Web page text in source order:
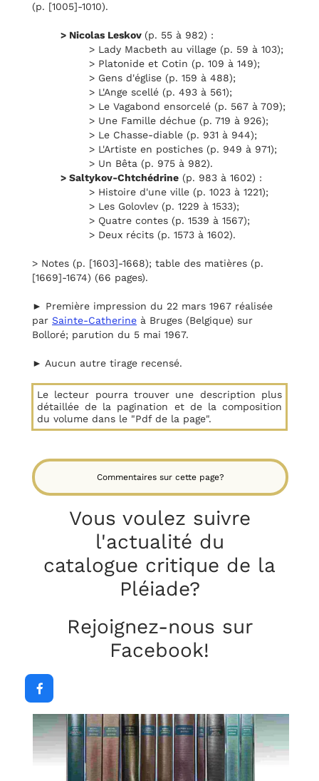
(p. [1005]-1010).
> Nicolas Leskov (p. 55 à 982) :
> Lady Macbeth au village (p. 59 à 103);
> Platonide et Cotin (p. 109 à 149);
> Gens d'église (p. 159 à 488);
> L'Ange scellé (p. 493 à 561);
> Le Vagabond ensorcelé (p. 567 à 709);
> Une Famille déchue (p. 719 à 926);
> Le Chasse-diable (p. 931 à 944);
> L'Artiste en postiches (p. 949 à 971);
> Un Bêta (p. 975 à 982).
> Saltykov-Chtchédrine (p. 983 à 1602) :
> Histoire d'une ville (p. 1023 à 1221);
> Les Golovlev (p. 1229 à 1533);
> Quatre contes (p. 1539 à 1567);
> Deux récits (p. 1573 à 1602).
> Notes (p. [1603]-1668); table des matières (p.
[1669]-1674) (66 pages).
► Première impression du 22 mars 1967 réalisée
par Sainte-Catherine à Bruges (Belgique) sur
Bolloré; parution du 5 mai 1967.
► Aucun autre tirage recensé.
Le lecteur pourra trouver une description plus
détaillée de la pagination et de la composition
du volume dans le "Pdf de la page".
Commentaires sur cette page?
Vous voulez suivre
l'actualité du
catalogue critique de la
Pléiade?
Rejoignez-nous sur
Facebook!
